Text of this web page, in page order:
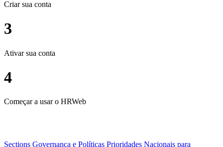
Criar sua conta
3
Ativar sua conta
4
Começar a usar o HRWeb
Sections Governança e Políticas Prioridades Nacionais para